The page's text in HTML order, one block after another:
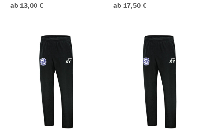
ab 13,00 €
ab 17,50 €